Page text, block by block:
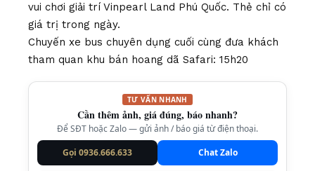
vui chơi giải trí Vinpearl Land Phú Quốc. Thẻ chỉ có
giá trị trong ngày.
Chuyến xe bus chuyên dụng cuối cùng đưa khách
tham quan khu bán hoang dã Safari: 15h20
TƯ VẤN NHANH
Cần thêm ảnh, giá đúng, báo nhanh?
Để SĐT hoặc Zalo — gửi ảnh / báo giá từ điện thoại.
Gọi 0936.666.633
Chat Zalo